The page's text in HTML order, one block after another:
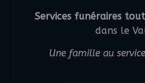
Services funéraires
dans le
Une famille au